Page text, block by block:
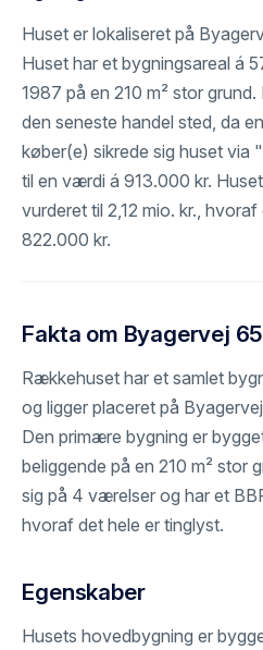
Huset er lokaliseret på
Huset har et bygningsareal á
1987 på en 210 m² stor
den seneste handel sted, da
køber(e) sikrede sig huset via
til en værdi á 913.000 kr.
vurderet til 2,12 mio. kr.,
822.000 kr.
Fakta om Byagervej
Rækkehuset har et samlet
og ligger placeret på
Den primære bygning er
beliggende på en 210 m² stor
sig på 4 værelser og har et
hvoraf det hele er tinglyst.
Egenskaber
Husets hovedbygning er